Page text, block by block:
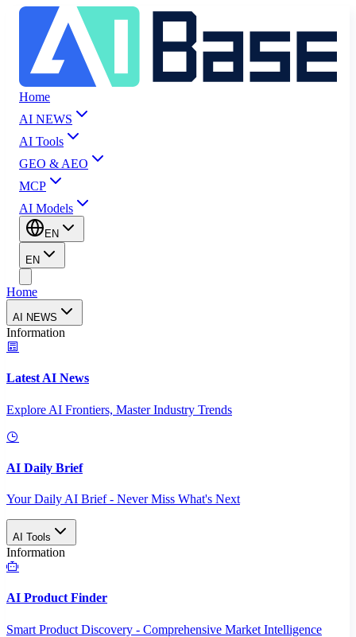
Home
AI NEWS
AI Tools
GEO & AEO
MCP
AI Models
EN
EN
Home
AI NEWS
Information
Latest AI News
Explore AI Frontiers, Master Industry Trends
AI Daily Brief
Your Daily AI Brief - Never Miss What's Next
AI Tools
Information
AI Product Finder
Smart Product Discovery - Comprehensive Market Intelligence